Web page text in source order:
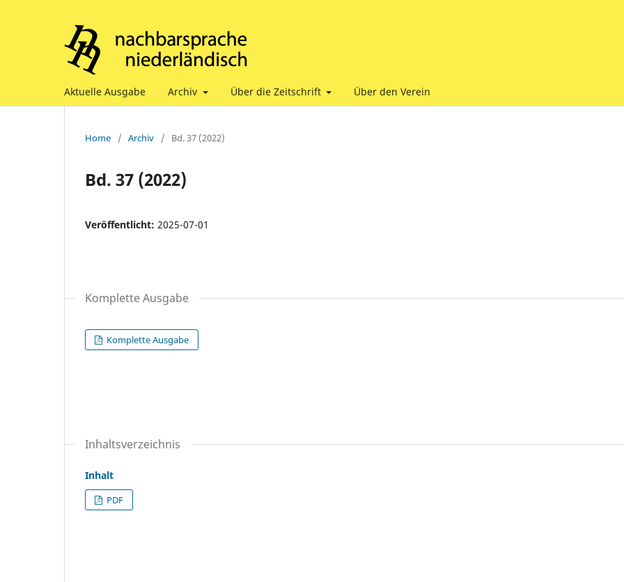
Aktuelle Ausgabe Archiv Über die Zeitschrift Über den Verein
Home / Archiv / Bd. 37 (2022)
Bd. 37 (2022)
Veröffentlicht: 2025-07-01
Komplette Ausgabe
Komplette Ausgabe
Inhaltsverzeichnis
Inhalt
PDF